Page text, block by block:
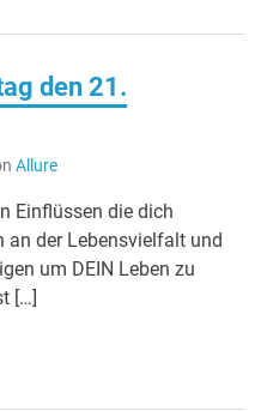
den 21.
Allure
Einflüssen die dich
an der Lebensvielfalt und
um DEIN Leben zu
[…]